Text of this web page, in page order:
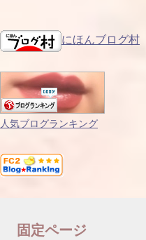
にほんブログ村
人気ブログランキング
固定ページ